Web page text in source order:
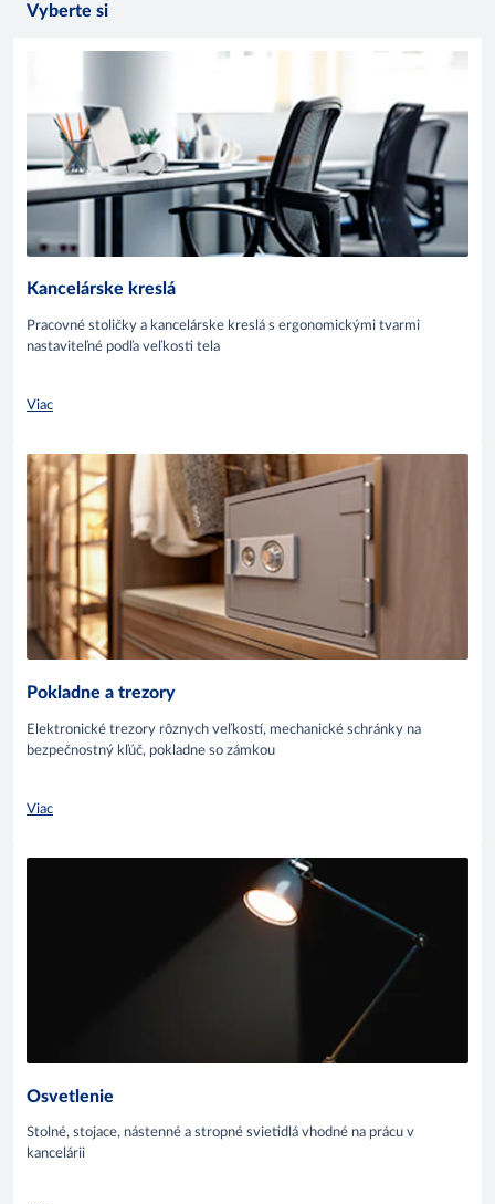
Vyberte si
Kancelárske kreslá
Pracovné stoličky a kancelárske kreslá s ergonomickými tvarmi
nastaviteľné podľa veľkosti tela
Viac
Pokladne a trezory
Elektronické trezory rôznych veľkostí, mechanické schránky na
bezpečnostný kľúč, pokladne so zámkou
Viac
Osvetlenie
Stolné, stojace, nástenné a stropné svietidlá vhodné na prácu v
kancelárii